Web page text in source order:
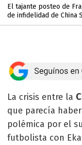
El tajante posteo de
de infidelidad de China
La crisis entre la
que parecía
polémica por el
futbolista con